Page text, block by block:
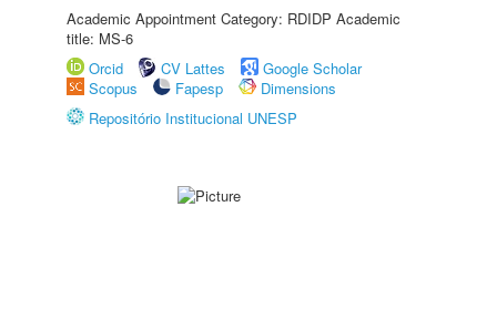
Academic Appointment Category: RDIDP Academic
title: MS-6
Orcid
CV Lattes
Google Scholar
Scopus
Fapesp
Dimensions
Repositório Institucional UNESP